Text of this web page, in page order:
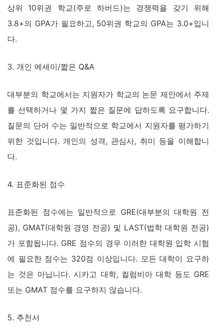
상위 10위권 학교(주로 하버드)는 경쟁력을 갖기 위해
3.8+의 GPA가 필요하고, 50위권 학교의 GPA는 3.0+입니
다.
3. 개인 에세이/짧은 Q&A
대부분의 학교에서는 지원자가 학교의 논문 제안에서 주제
를 선택하거나 몇 가지 짧은 질문에 답하도록 요구합니다.
질문의 단어 수는 일반적으로 학교에서 지원자를 평가하기
위한 것입니다. 개인의 성격, 관심사, 취미 등을 이해합니
다.
4. 표준화된 점수
표준화된 점수에는 일반적으로 GRE(대부분의 대학원 전
공), GMAT(대학원 경영 전공) 및 LAST(법학 대학원 전공)
가 포함됩니다. GRE 점수의 경우 이러한 대학원 입학 시험
에 필요한 점수는 320점 이상입니다. 모든 대학이 요구하
는 것은 아닙니다. 시카고 대학, 컬럼비아 대학 등도 GRE
또는 GMAT 점수를 요구하지 않습니다.
5. 추천서